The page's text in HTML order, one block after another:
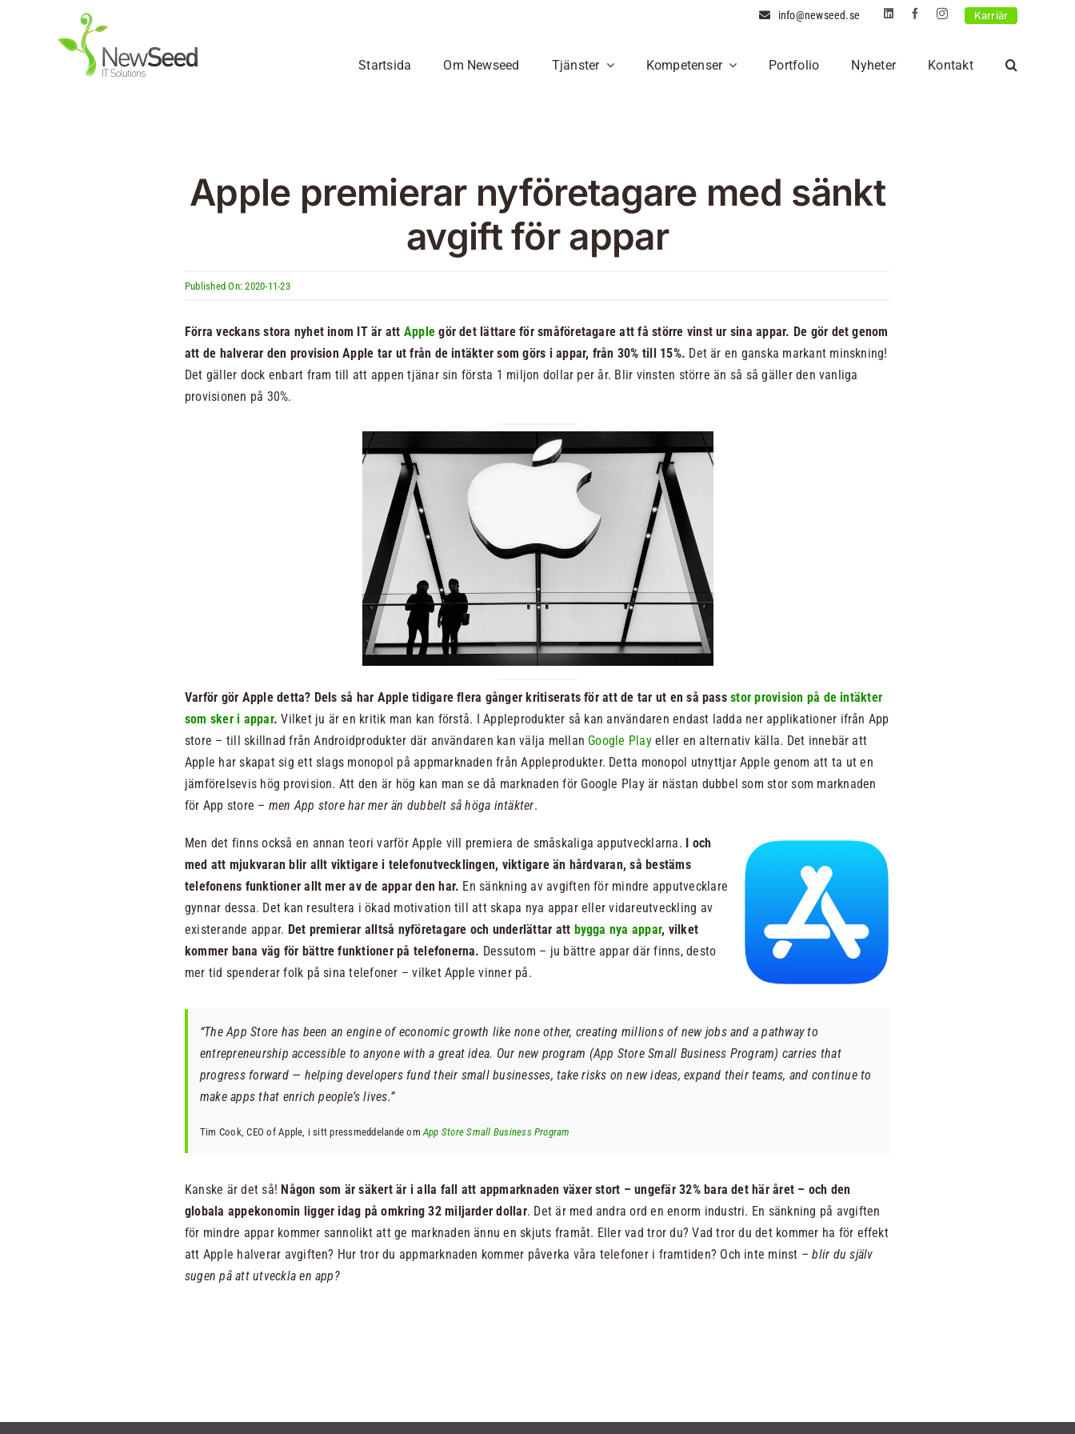
info@newseed.se Karriär
Startsida Om Newseed Tjänster
NewSeed är kreativitet,
lojalitet och nyfikenhet.
bokningsprogram,
dokumenthanteringssystem
mm
Läs mer
kostnadseffektiv
utveckling!
Läs mer
automation
Kompetenser
Molntjänster
Serverlös tjänst
Mistral-AI
Node.JS
AI
Odoo affärssystem
Vi gör integrationer mellan
system.
Portfolio Nyheter Kontakt
Apple premierar nyföretagare med sänkt
avgift för appar
Published On: 2020-11-23
Förra veckans stora nyhet inom IT är att Apple gör det lättare för småföretagare att få större vinst ur sina appar. De gör det genom
att de halverar den provision Apple tar ut från de intäkter som görs i appar, från 30% till 15%. Det är en ganska markant minskning!
Det gäller dock enbart fram till att appen tjänar sin första 1 miljon dollar per år. Blir vinsten större än så så gäller den vanliga
provisionen på 30%.
Varför gör Apple detta? Dels så har Apple tidigare flera gånger kritiserats för att de tar ut en så passstor provision på de intäkter
som sker i appar.Vilket ju är en kritik man kan förstå. I Appleprodukter så kan användaren endast ladda ner applikationer ifrån App
store – till skillnad från Androidprodukter där användaren kan välja mellan Google Playeller en alternativ källa. Det innebär att
Apple har skapat sig ett slags monopol på appmarknaden från Appleprodukter. Detta monopol utnyttjar Apple genom att ta ut en
jämförelsevis hög provision. Att den är hög kan man se då marknaden för Google Play är nästan dubbel som stor som marknaden
för App store – men App store har mer än dubbelt så höga intäkter.
Men det finns också en annan teori varför Apple vill premiera de småskaliga apputvecklarna. I och
med att mjukvaran blir allt viktigare i telefonutvecklingen, viktigare än hårdvaran, så bestäms
telefonens funktioner allt mer av de appar den har. En sänkning av avgiften för mindre apputvecklare
gynnar dessa. Det kan resultera i ökad motivation till att skapa nya appar eller vidareutveckling av
existerande appar. Det premierar alltså nyföretagare och underlättar att bygga nya appar, vilket
kommer bana väg för bättre funktioner på telefonerna. Dessutom – ju bättre appar där finns, desto
mer tid spenderar folk på sina telefoner – vilket Apple vinner på.
“The App Store has been an engine of economic growth like none other, creating millions of new jobs and a pathway to
entrepreneurship accessible to anyone with a great idea. Our new program (App Store Small Business Program) carries that
progress forward — helping developers fund their small businesses, take risks on new ideas, expand their teams, and continue to
make apps that enrich people’s lives.”
Tim Cook, CEO of Apple, i sitt pressmeddelande omApp Store Small Business Program
Kanske är det så! Någon som är säkert är i alla fall att appmarknaden växer stort – ungefär 32% bara det här året – och den
globala appekonomin ligger idag på omkring 32 miljarder dollar. Det är med andra ord en enorm industri. En sänkning på avgiften
för mindre appar kommer sannolikt att ge marknaden ännu en skjuts framåt. Eller vad tror du? Vad tror du det kommer ha för effekt
att Apple halverar avgiften? Hur tror du appmarknaden kommer påverka våra telefoner i framtiden? Och inte minst –blir du själv
sugen på att utveckla en app?